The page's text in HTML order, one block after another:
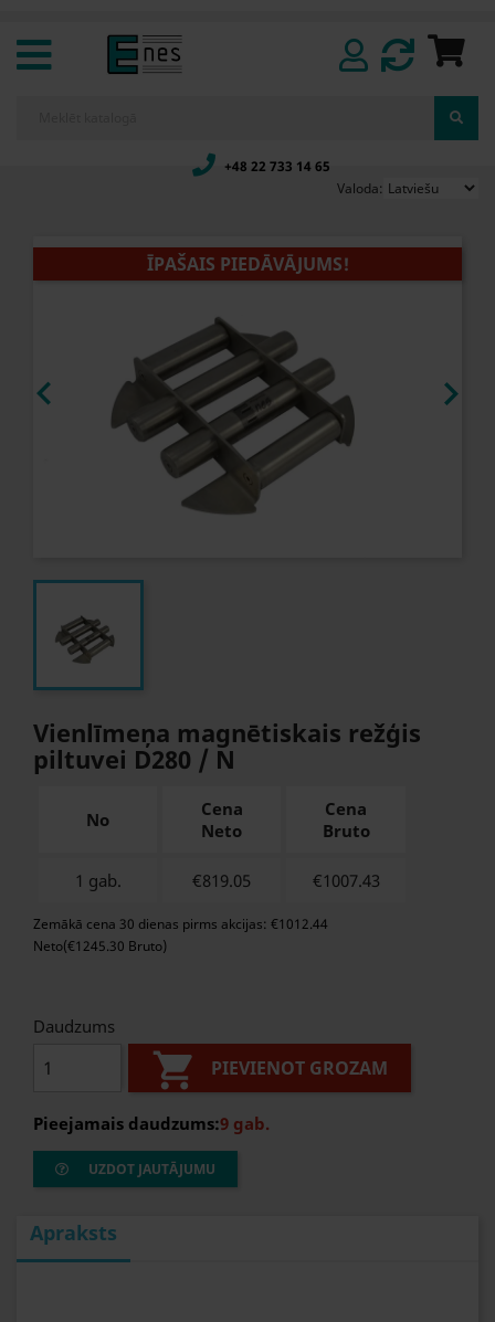
+48 22 733 14 65
Valoda:
ĪPAŠAIS PIEDĀVĀJUMS!
 
Vienlīmeņa magnētiskais režģis
piltuvei D280 / N
No
Cena
Neto
Cena
Bruto
1 gab. €819.05 €1007.43
Zemākā cena 30 dienas pirms akcijas: €1012.44
Neto(€1245.30 Bruto)
Daudzums
 PIEVIENOT GROZAM
Pieejamais daudzums:9 gab.
UZDOT JAUTĀJUMU
Apraksts